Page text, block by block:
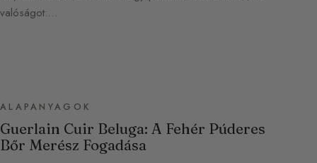
valóságot:…
ALAPANYAGOK
Guerlain Cuir Beluga: A Fehér Púderes
Bőr Merész Fogadása